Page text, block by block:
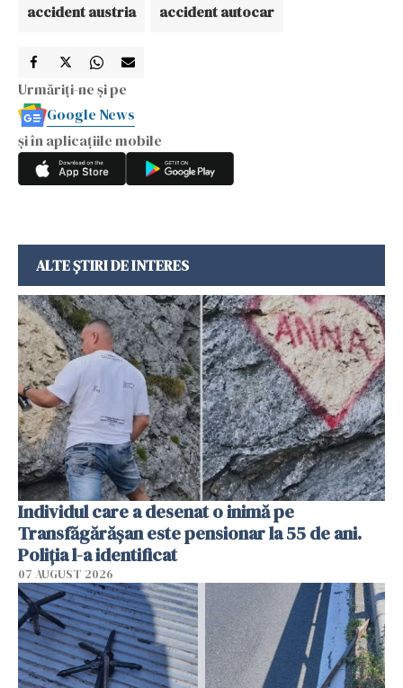
accident austria accident autocar
Urmăriți-ne și pe
Google News
și în aplicațiile mobile
ALTE ȘTIRI DE INTERES
Individul care a desenat o inimă pe
Transfăgărășan este pensionar la 55 de ani.
Poliția l-a identificat
07 AUGUST 2026